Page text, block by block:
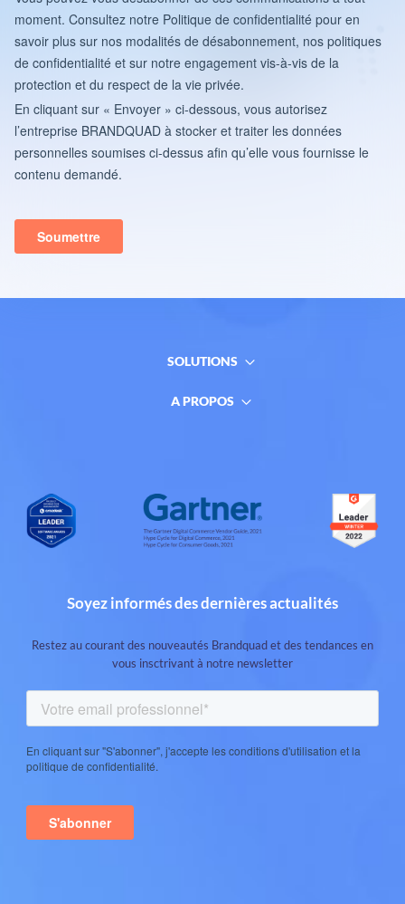
SOLUTIONS
A PROPOS
Soyez informés des dernières actualités
Restez au courant des nouveautés Brandquad et des tendances en
vous insctrivant à notre newsletter